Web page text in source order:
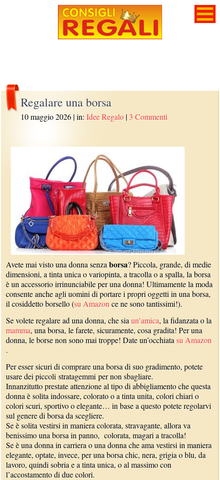
Regalare una borsa
10 maggio 2026 | in:Idee Regalo| 3 Commenti
Avete mai visto una donna senzaborsa? Piccola, grande, di medie
dimensioni, a tinta unica o variopinta, a tracolla o a spalla, la borsa
è un accessorio irrinunciabile per una donna! Ultimamente la moda
consente anche agli uomini di portare i propri oggetti in una borsa,
il cosiddetto borsello (su Amazonce ne sono tantissimi!).
Se volete regalare ad una donna, che siaun’amica, la fidanzata o la
mamma, una borsa, le farete, sicuramente, cosa gradita! Per una
donna, le borse non sono mai troppe! Date un’occhiatasu Amazon
.
Per esser sicuri di comprare una borsa di suo gradimento, potete
usare dei piccoli stratagemmi per non sbagliare.
Innanzitutto prestate attenzione al tipo di abbigliamento che questa
donna è solita indossare, colorato o a tinta unita, colori chiari o
colori scuri, sportivo o elegante… in base a questo potete regolarvi
sul genere di borsa da scegliere.
Se è solita vestirsi in maniera colorata, stravagante, allora va
benissimo una borsa in panno, colorata, magari a tracolla!
Se è una donna in carriera o una donna che ama vestirsi in maniera
elegante, optate, invece, per una borsa chic, nera, grigia o blu, da
lavoro, quindi sobria e a tinta unica, o al massimo con
l’accostamento di due colori.